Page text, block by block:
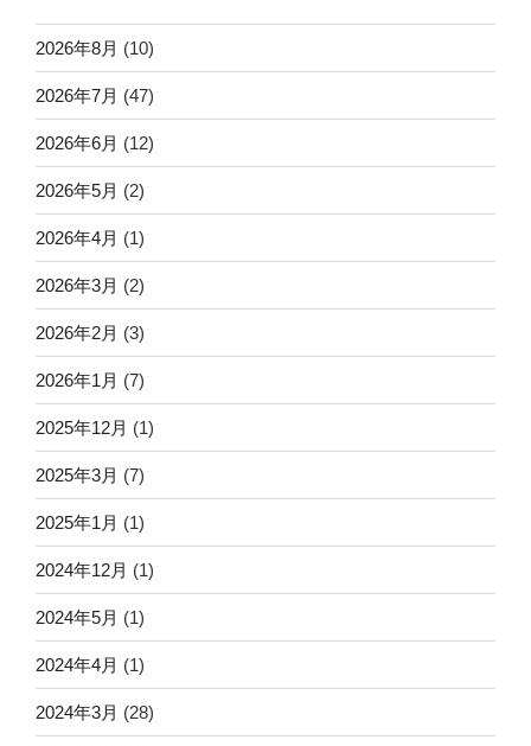
2026年8月 (10)
2026年7月 (47)
2026年6月 (12)
2026年5月 (2)
2026年4月 (1)
2026年3月 (2)
2026年2月 (3)
2026年1月 (7)
2025年12月 (1)
2025年3月 (7)
2025年1月 (1)
2024年12月 (1)
2024年5月 (1)
2024年4月 (1)
2024年3月 (28)